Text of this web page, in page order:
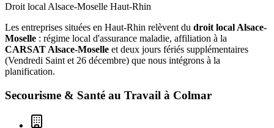
Droit local Alsace-Moselle Haut-Rhin
Les entreprises situées en Haut-Rhin relèvent du droit local Alsace-
Moselle : régime local d'assurance maladie, affiliation à la
CARSAT Alsace-Moselle et deux jours fériés supplémentaires
(Vendredi Saint et 26 décembre) que nous intégrons à la
planification.
Secourisme & Santé au Travail à Colmar